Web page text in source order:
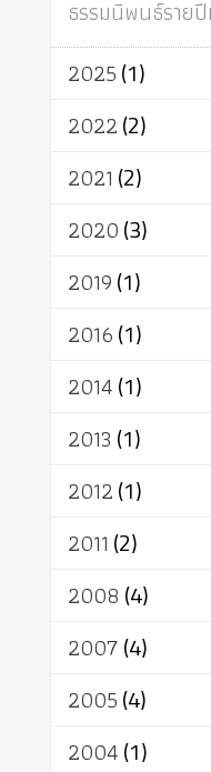
อินเดีย
ผู้บริ
จักร
การแย
เทคโนโลยี
สิทธิ
พุทธบริ
อัตถะ
เทวดา
ธรรมนิพนธ์ราย
2025(1)
2022(2)
2021 (2)
2020(3)
2019(1)
2016(1)
2014(1)
2013 (1)
2012(1)
2011 (2)
2008 (4)
2007(4)
2005(4)
2004(1)